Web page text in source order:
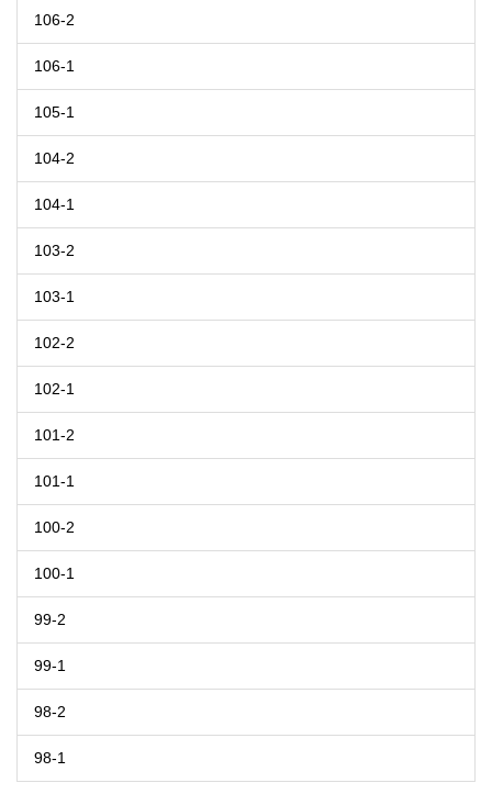
106-2
106-1
105-1
104-2
104-1
103-2
103-1
102-2
102-1
101-2
101-1
100-2
100-1
99-2
99-1
98-2
98-1